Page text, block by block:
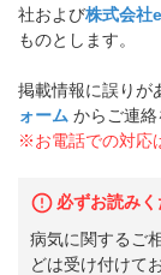
社および株式会社
ものとします。
掲載情報に誤りが
ォーム からご連絡
※お電話での対応
必ずお読み
病気に関するご
どは受け付けて